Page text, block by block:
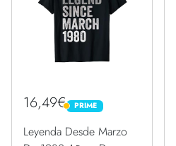
16,49€ PRIME
PRIME
Leyenda Desde Marzo